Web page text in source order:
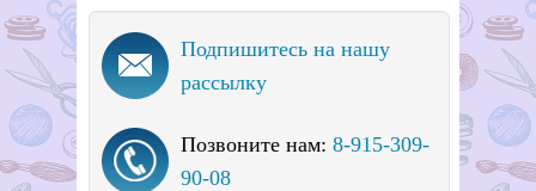
Подпишитесь на нашу
рассылку
Позвоните нам: 8-915-309-
90-08